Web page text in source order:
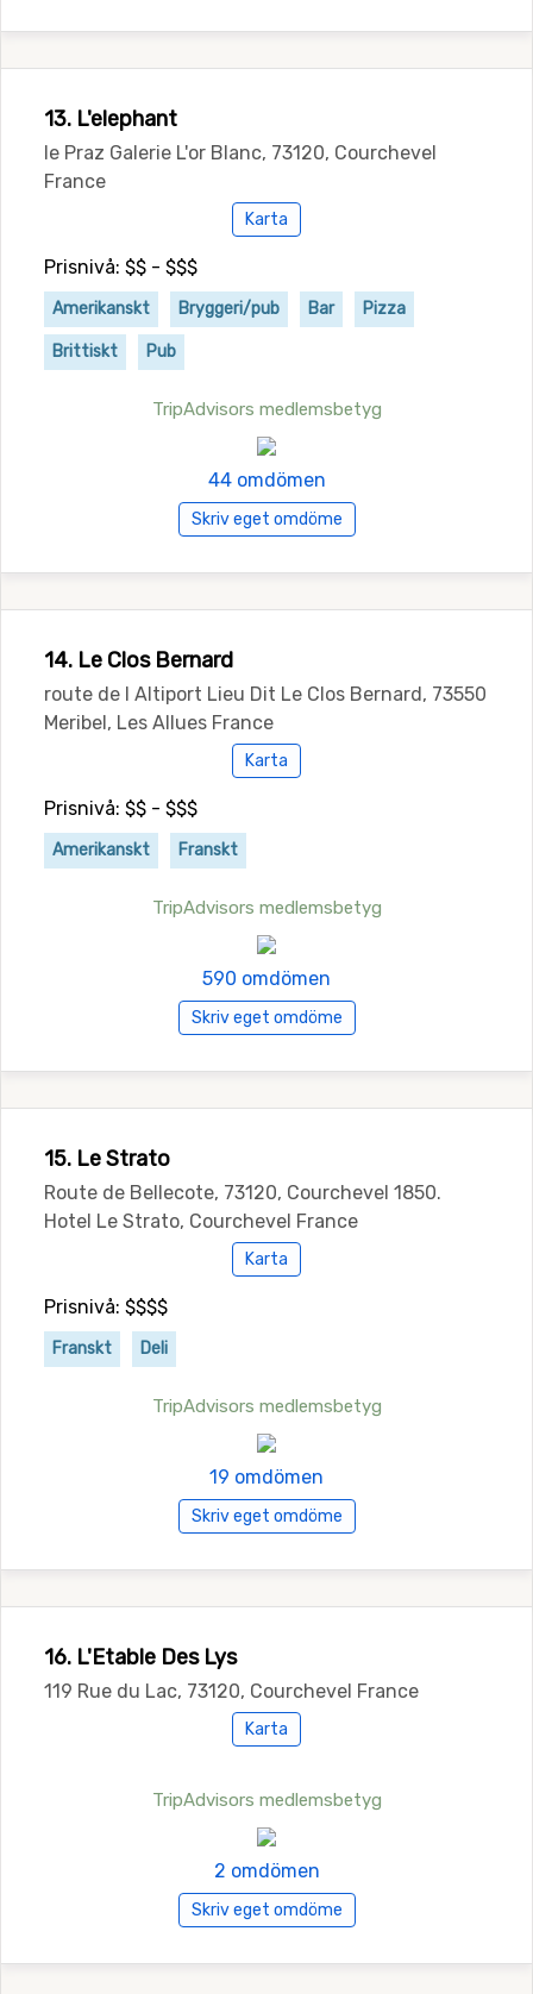
13. L'elephant
le Praz Galerie L'or Blanc, 73120, Courchevel
France
Karta
Prisnivå: $$ - $$$
Amerikanskt Bryggeri/pub Bar Pizza
Brittiskt Pub
TripAdvisors medlemsbetyg
44 omdömen
Skriv eget omdöme
14. Le Clos Bernard
route de l Altiport Lieu Dit Le Clos Bernard, 73550
Meribel, Les Allues France
Karta
Prisnivå: $$ - $$$
Amerikanskt Franskt
TripAdvisors medlemsbetyg
590 omdömen
Skriv eget omdöme
15. Le Strato
Route de Bellecote, 73120, Courchevel 1850.
Hotel Le Strato, Courchevel France
Karta
Prisnivå: $$$$
Franskt Deli
TripAdvisors medlemsbetyg
19 omdömen
Skriv eget omdöme
16. L'Etable Des Lys
119 Rue du Lac, 73120, Courchevel France
Karta
TripAdvisors medlemsbetyg
2 omdömen
Skriv eget omdöme